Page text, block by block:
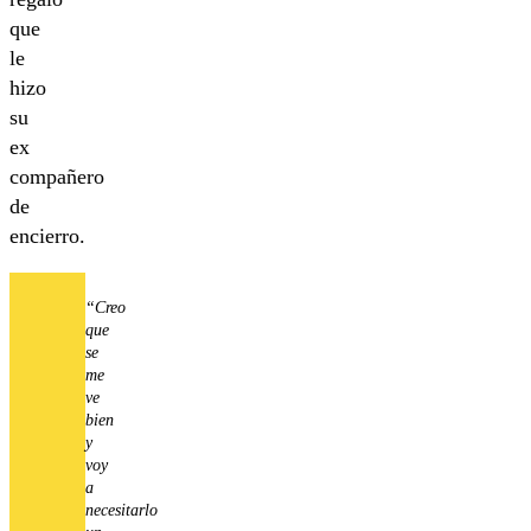
que
le
hizo
su
ex
compañero
de
encierro.
“Creo
que
se
me
ve
bien
y
voy
a
necesitarlo